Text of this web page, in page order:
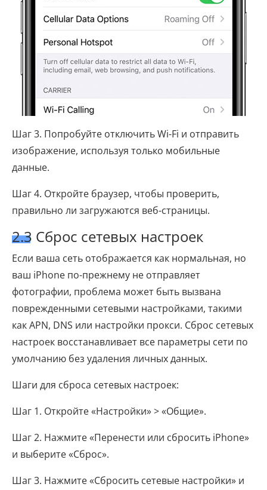
Шаг 3. Попробуйте отключить Wi-Fi и отправить
изображение, используя только мобильные
данные.
Шаг 4. Откройте браузер, чтобы проверить,
правильно ли загружаются веб-страницы.
2.3 Сброс сетевых настроек
Если ваша сеть отображается как нормальная, но
ваш iPhone по-прежнему не отправляет
фотографии, проблема может быть вызвана
поврежденными сетевыми настройками, такими
как APN, DNS или настройки прокси. Сброс сетевых
настроек восстанавливает все параметры сети по
умолчанию без удаления личных данных.
Шаги для сброса сетевых настроек:
Шаг 1. Откройте «Настройки» > «Общие».
Шаг 2. Нажмите «Перенести или сбросить iPhone»
и выберите «Сброс».
Шаг 3. Нажмите «Сбросить сетевые настройки» и